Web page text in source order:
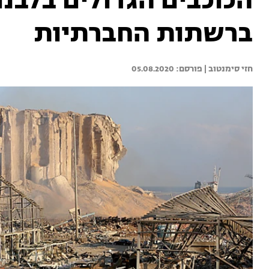
ברשתות החברתיות
חזי סימנטוב | 05.08.2020